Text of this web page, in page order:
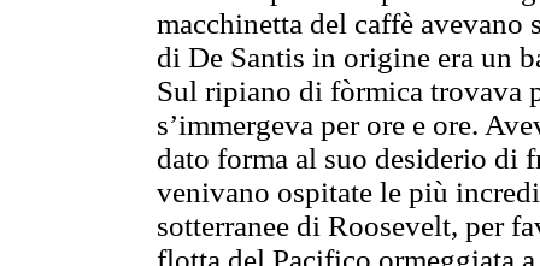
macchinetta del caffè avevano
di De Santis in origine era un
Sul ripiano di fòrmica trovava
s’immergeva per ore e ore.
dato forma al suo desiderio di
venivano ospitate le più
sotterranee di Roosevelt, per
flotta del Pacifico ormeggiata